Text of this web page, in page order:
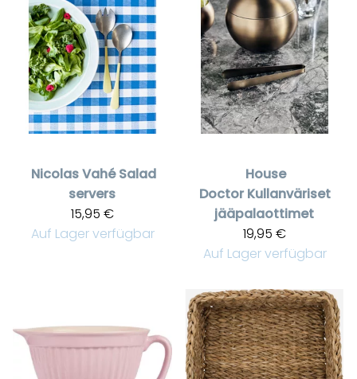
Nicolas Vahé Salad
servers
15,95 €
Auf Lager verfügbar
House
Doctor Kullanväriset
jääpalaottimet
19,95 €
Auf Lager verfügbar